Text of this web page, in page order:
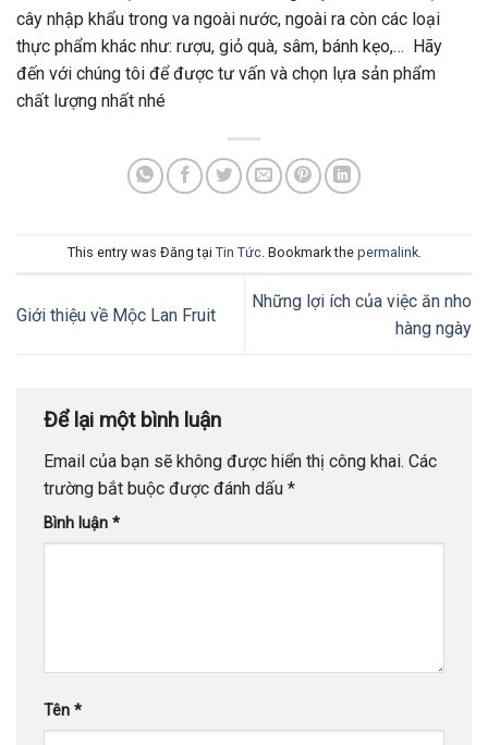
cây nhập khẩu trong va ngoài nước, ngoài ra còn các loại
thực phẩm khác như: rượu, giỏ quà, sâm, bánh kẹo,… Hãy
đến với chúng tôi để được tư vấn và chọn lựa sản phẩm
chất lượng nhất nhé
This entry was Đăng tại Tin Tức. Bookmark the permalink.
Giới thiệu về Mộc Lan Fruit
Những lợi ích của việc ăn nho
hàng ngày
Để lại một bình luận
Email của bạn sẽ không được hiển thị công khai. Các
trường bắt buộc được đánh dấu *
Bình luận *
Tên *